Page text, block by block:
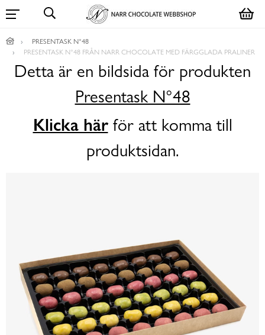
PRESENTASK N°48
PRESENTASK N°48 FRÅN NARR CHOCOLATE MED FÄRGGLADA PRALINER
Detta är en bildsida för produkten
Presentask N°48
Klicka härför att komma till
produktsidan.